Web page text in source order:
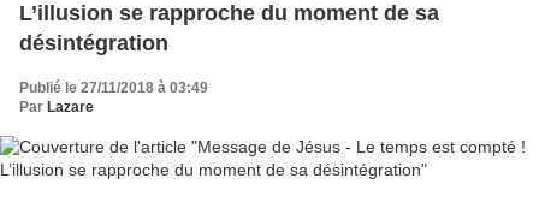
L’illusion se rapproche du moment de sa
désintégration
Publié le 27/11/2018 à 03:49
Par Lazare